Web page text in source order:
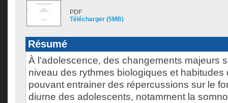
PDF
Télécharger (5MB)
Résumé
À l'adolescence, des changements majeurs
niveau des rythmes biologiques et habitudes
pouvant entrainer des répercussions sur le
diurne des adolescents, notamment la